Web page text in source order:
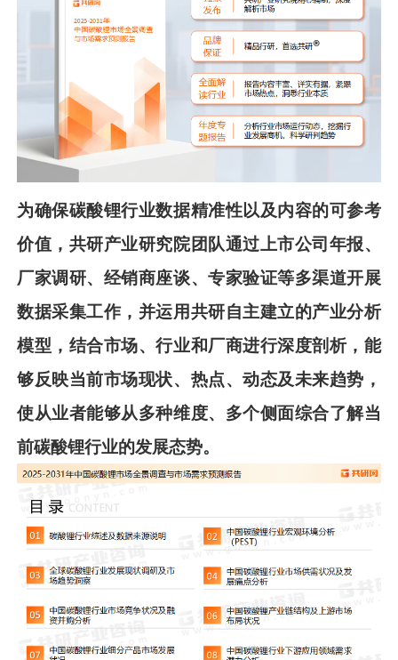
为确保碳酸锂行业数据精准性以及内容的可参考
价值，共研产业研究院团队通过上市公司年报、
厂家调研、经销商座谈、专家验证等多渠道开展
数据采集工作，并运用共研自主建立的产业分析
模型，结合市场、行业和厂商进行深度剖析，能
够反映当前市场现状、热点、动态及未来趋势，
使从业者能够从多种维度、多个侧面综合了解当
前碳酸锂行业的发展态势。